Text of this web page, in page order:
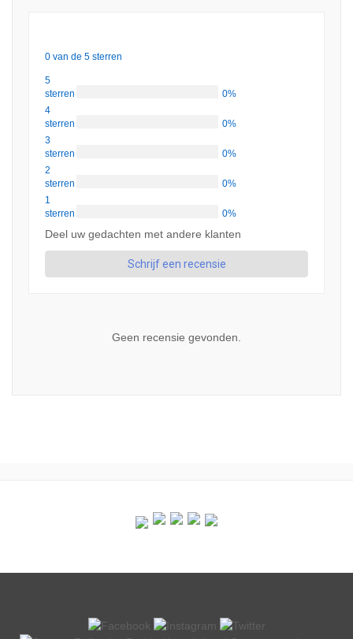
0 van de 5 sterren
5
sterren
0%
4
sterren
0%
3
sterren
0%
2
sterren
0%
1
sterren
0%
Deel uw gedachten met andere klanten
Schrijf een recensie
Geen recensie gevonden.